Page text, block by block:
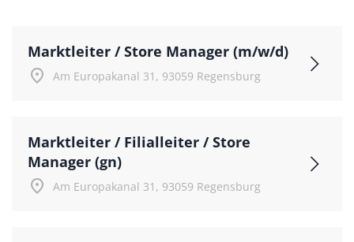
Marktleiter / Store Manager (m/w/d)
place
Am Europakanal 31, 93059 Regensburg
Marktleiter / Filialleiter / Store
Manager (gn)
place
Am Europakanal 31, 93059 Regensburg